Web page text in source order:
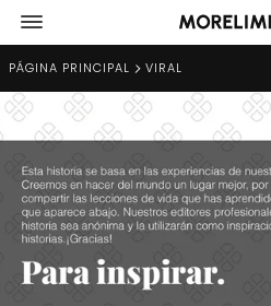
PÁGINA PRINCIPAL VIRAL